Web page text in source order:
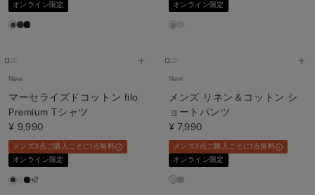
オンライン限定
オンライン限定
New
マーセライズドコットン filo
Premium Tシャツ
¥ 9,990
メンズ3点ご購入ごとに1点無料
オンライン限定
+2
New
メンズ リネン＆コットン シ
ョートパンツ
¥ 7,990
メンズ3点ご購入ごとに1点無料
オンライン限定